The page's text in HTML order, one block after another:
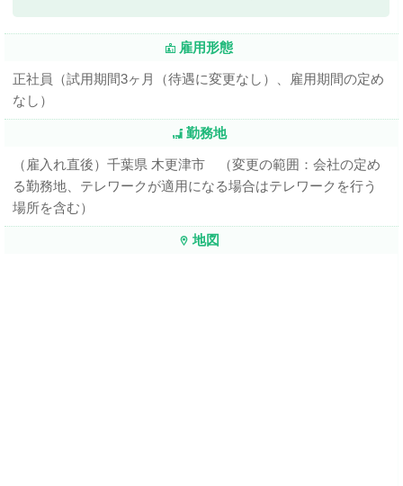
雇用形態
正社員（試用期間3ヶ月（待遇に変更なし）、雇用期間の定め
なし）
勤務地
（雇入れ直後）千葉県 木更津市 （変更の範囲：会社の定め
る勤務地、テレワークが適用になる場合はテレワークを行う
場所を含む）
地図